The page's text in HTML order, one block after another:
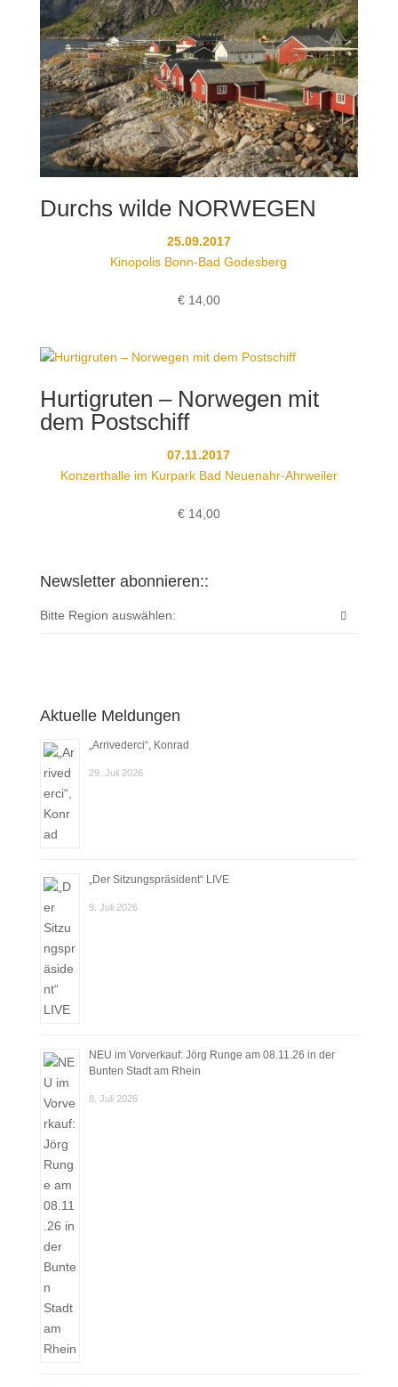
Durchs wilde NORWEGEN
25.09.2017
Kinopolis Bonn-Bad Godesberg
€14,00
Hurtigruten – Norwegen mit
dem Postschiff
07.11.2017
Konzerthalle im Kurpark Bad Neuenahr-Ahrweiler
€14,00
Newsletter abonnieren::
Bitte Region auswählen:
Aktuelle Meldungen
„Arrivederci“, Konrad
29. Juli 2026
„Der Sitzungspräsident“ LIVE
9. Juli 2026
NEU im Vorverkauf: Jörg Runge am 08.11.26 in der
Bunten Stadt am Rhein
8. Juli 2026